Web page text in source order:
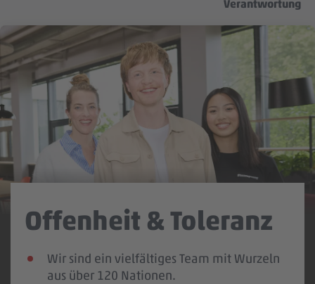
Verantwortung
Offenheit & Toleranz
Wir sind ein vielfältiges Team mit Wurzeln
aus über 120 Nationen.
Team & Atmosphäre
Im #teampenny zählt jede:r, auch in
kleinen Teams leben wir Zusammenhalt,
Verlässlichkeit &
Verantwortung